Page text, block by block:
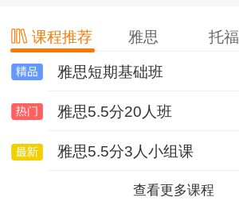
课程推荐 雅思 托福
雅思短期基础班
雅思5.5分20人班
雅思5.5分3人小组课
查看更多课程
托福基础班
托福基础班（套班）
0起点冲30分VIP6人班
查看更多课程
环球国际游学简介
查看更多课程